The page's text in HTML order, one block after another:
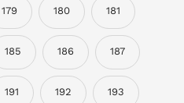
179 180 181
185 186 187
191 192 193